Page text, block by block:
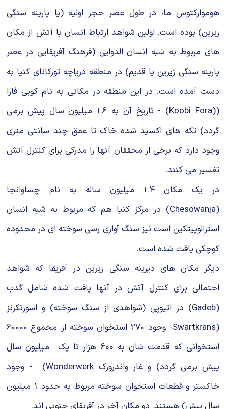
هوموارکتوس ما، در طول عصر حجر اولیه (یا پارینه سنگی
زیرین) بوده است. اولین شواهد ارتباط انسان با آتش از مکان
های مربوط به شبه انسان الدوایی (فرهنگ آفریقایی در عصر
پارینه سنگی زیرین یا قدیم) در منطقه دریاچه تورکانای کنیا به
دست آمده است. در این منطقه در مکانی به نام کوبی فارا
((Koobi Fora) - تاریخ آن به 1.6 میلیون سال پیش برمی
گردد) تکه های اکسید شده خاک تا عمق چند سانتی متری
وجود دارد که برخی از محققان آنها را مدرکی برای کنترل آتش
تفسیر می کنند.
در یک مکان 1.4 میلیون ساله به نام چساوانجا
(Chesowanja) در مرکز کنیا هم که مربوط به شبه انسان
استرالوپیتکین است نیز سنگ آواری رسی سوخته ای در محدوده
کوچکی یافت شده است.
دیگر مکان های دیرینه سنگی زیرین در آفریقا که شواهد
احتمالی برای کنترل آتش در آنها یافت شده شامل گدب
(Gadeb) در اتیوپی (شواهدی از سنگ سوخته) و اسورتکرنز
(Swartkrans- وجود 270 استخوان سوخته از مجموع 60000
استخوانی که قدمت شان به 600 هزار تا یک میلیون سال
پیش برمی گردد) و غار واندرورک Wonderwerk) - وجود
خاکستر و قطعات استخوان سوخته مربوط به حدود 1 میلیون
سال پیش) هستند. دو مکان آخر در آفریقای جنوبی اند.